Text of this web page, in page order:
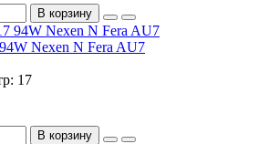
В корзину
Nexen N Fera AU7
17
В корзину